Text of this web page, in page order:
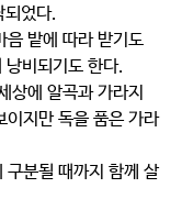
었다.
음 밭에 따라 받기도
비되기도 한다.
상에 알곡과 가라지
이지만 독을 품은 가라
구분될 때까지 함께 살